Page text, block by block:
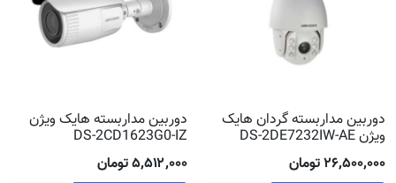
دوربین مداربسته گردان هایک
ویژن DS-2DE7232IW-AE
۲۶٬۵۰۰٬۰۰۰ تومان
دوربین مداربسته هایک ویژن
DS-2CD1623G0-IZ
۵٬۵۱۲٬۰۰۰ تومان